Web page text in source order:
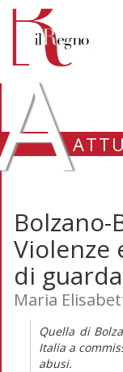
Bolzano-
Violenze
di
Maria
Quella di
Italia a
abusi.